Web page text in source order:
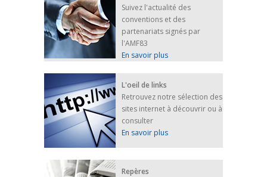
Suivez l'actualité des
conventions et des
partenariats signés par
l'AMF83
En savoir plus
L'oeil de links
Retrouvez notre sélection des
sites internet à découvrir ou à
consulter
En savoir plus
Repères